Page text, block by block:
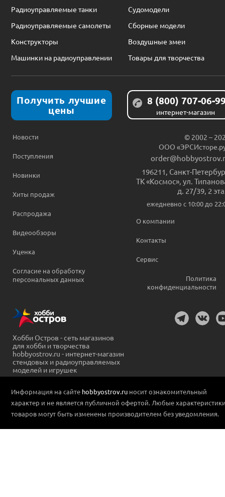
Радиоуправляемые танки
Судомодели
Радиоуправляемые самолеты
Сборные модели
Конструкторы
Воздушные змеи
Машинки на радиоуправлении
Товары для творчества
Получить лучшие
цены
8 (800) 707-06-
интернет-магазин
Новости
Поступления
Новинки
Хиты продаж
Распродажа
Видеообзоры
Уценка
Согласие на обработку
персональных данных
© 2002 –
ООО
196211 Санкт-
ТК «Космос», ул.
д. 27/39, 2
ежедневно c 10:00 до
О компании
Контакты
Сервис
Политика
конфиденциальности
Хобби Остров - сеть магазинов
для хобби и творчества
hobbyostrov.ru - интернет-магазин
стендовых и радиоуправляемых
моделей и игрушек
Информация на сайте hobbyostrov.ru носит ознакомительный
характер и не является публичной офертой. Любые
товаров могут быть изменены производителем без уведомления.